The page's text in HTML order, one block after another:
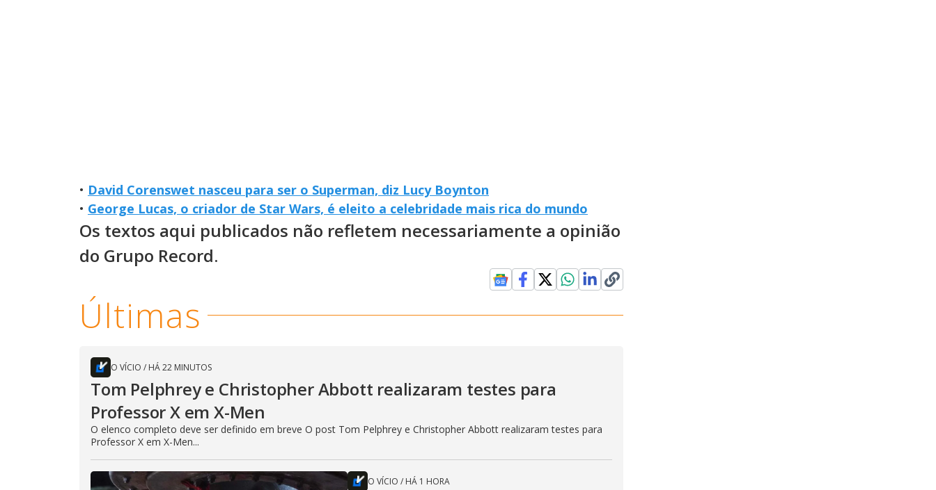
• David Corenswet nasceu para ser o Superman, diz Lucy Boynton
• George Lucas, o criador de Star Wars, é eleito a celebridade mais rica do mundo
Os textos aqui publicados não refletem necessariamente a opinião
do Grupo Record.
Últimas
O VÍCIO / HÁ 22 MINUTOS
Tom Pelphrey e Christopher Abbott realizaram testes para
Professor X em X-Men
O elenco completo deve ser definido em breve O post Tom Pelphrey e Christopher Abbott realizaram testes para
Professor X em X-Men...
O VÍCIO / HÁ 1 HORA